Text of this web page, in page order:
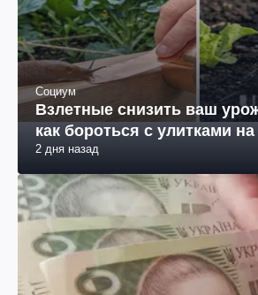
Социум
Взлетные снизить ваш
как бороться с улитками
2 дня назад